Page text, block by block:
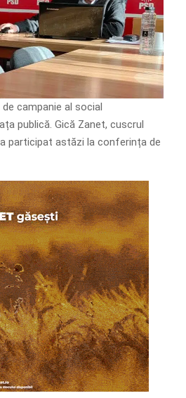
campanie al social
publică. Gică Zanet, cuscrul
participat astăzi la conferința de